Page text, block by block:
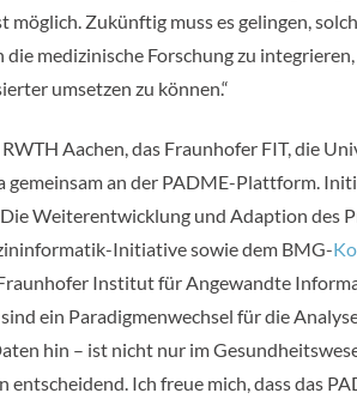
möglich. Zukünftig muss es gelingen,
medizinische Forschung zu
umsetzen zu können.“
Aachen, das Fraunhofer FIT, die
an der PADME-Plattform.
Weiterentwicklung und Adaption des
Initiative sowie dem BMG-
Institut für Angewandte
ein Paradigmenwechsel für die
hin – ist nicht nur im
entscheidend. Ich freue mich, dass das